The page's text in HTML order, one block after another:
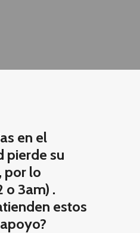
en el
pierde su
por lo
o 3am) .
estos